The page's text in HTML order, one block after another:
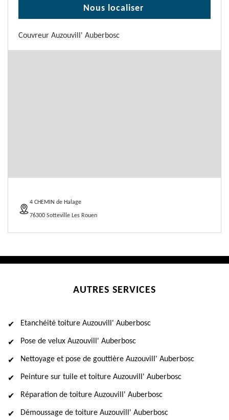
Nous localiser
Couvreur Auzouvill' Auberbosc
4 CHEMIN de Halage
76300 Sotteville Les Rouen
AUTRES SERVICES
Etanchéité toiture Auzouvill' Auberbosc
Pose de velux Auzouvill' Auberbosc
Nettoyage et pose de gouttière Auzouvill' Auberbosc
Peinture sur tuile et toiture Auzouvill' Auberbosc
Réparation de toiture Auzouvill' Auberbosc
Démoussage de toiture Auzouvill' Auberbosc